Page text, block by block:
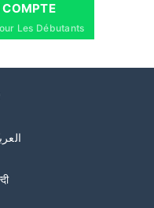
COMPTE
Les Débutants